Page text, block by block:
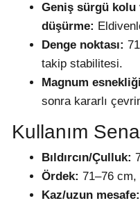
Geniş sürgü kolu
düşürme:
Denge noktası:
takip stabilitesi.
Magnum
sonra kararlı
Kullanım
Bıldırcın/Çulluk:
Ördek: 71–76
Kaz/uzun mesafe: